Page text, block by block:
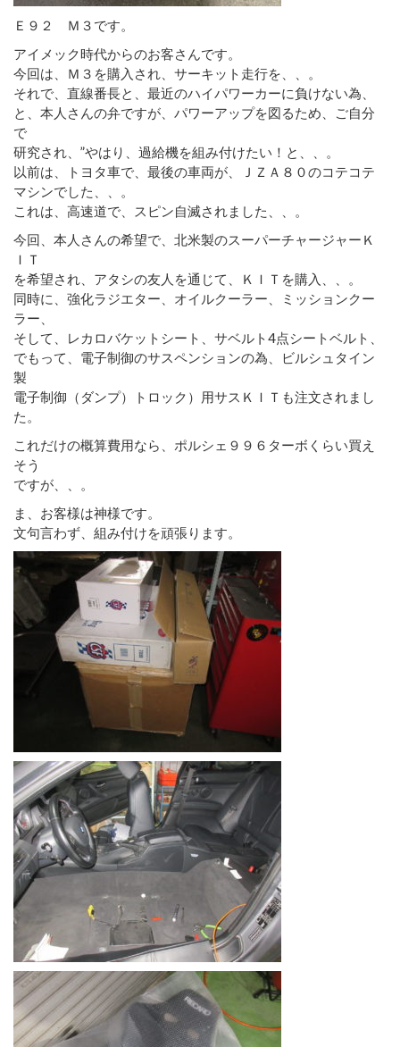
Ｅ９２ Ｍ３です。
アイメック時代からのお客さんです。
今回は、Ｍ３を購入され、サーキット走行を、、。
それで、直線番長と、最近のハイパワーカーに負けない為、
と、本人さんの弁ですが、パワーアップを図るため、ご自分
で
研究され、”やはり、過給機を組み付けたい！と、、。
以前は、トヨタ車で、最後の車両が、ＪＺＡ８０のコテコテ
マシンでした、、。
これは、高速道で、スピン自滅されました、、。
今回、本人さんの希望で、北米製のスーパーチャージャーＫ
ＩＴ
を希望され、アタシの友人を通じて、ＫＩＴを購入、、。
同時に、強化ラジエター、オイルクーラー、ミッションクー
ラー、
そして、レカロバケットシート、サベルト4点シートベルト、
でもって、電子制御のサスペンションの為、ビルシュタイン
製
電子制御（ダンプ）トロック）用サスＫＩＴも注文されまし
た。
これだけの概算費用なら、ポルシェ９９６ターボくらい買え
そう
ですが、、。
ま、お客様は神様です。
文句言わず、組み付けを頑張ります。